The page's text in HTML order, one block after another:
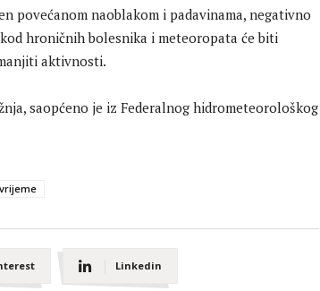
povećanom naoblakom i padavinama, negativno
hroničnih bolesnika i meteoropata će biti
aktivnosti.
saopćeno je iz Federalnog hidrometeorološkog
vrijeme
Linkedin